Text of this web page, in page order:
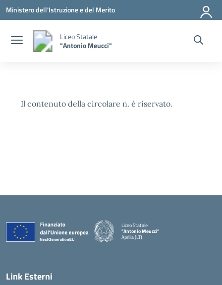
Vai ai contenuti
Vai al menu di navigazione
Vai al footer
Ministero dell'Istruzione e del Merito
Liceo Statale
"Antonio Meucci"
Il contenuto della circolare n. è riservato.
Liceo Statale
"Antonio Meucci"
Aprilia (LT)
Link Esterni